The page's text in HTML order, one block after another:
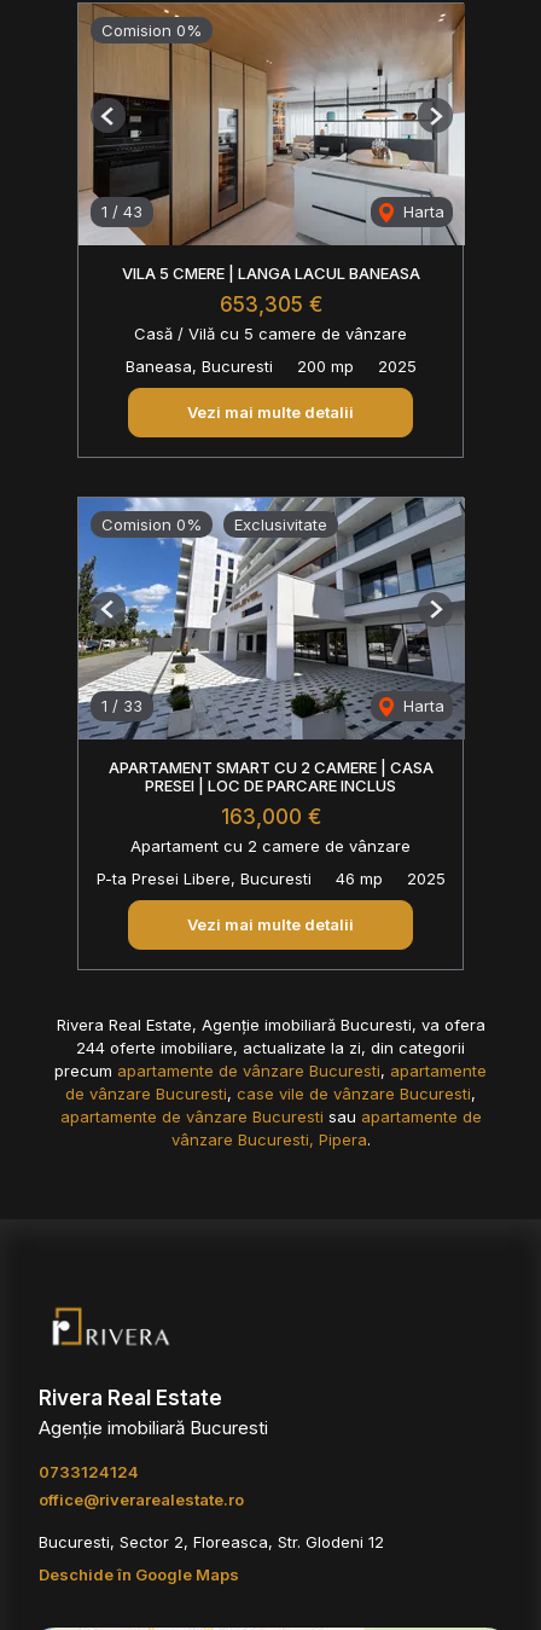
Comision 0%
1 / 43 Harta
Previous Next
VILA 5 CMERE | LANGA LACUL BANEASA
653,305 €
Casă / Vilă cu 5 camere de vânzare
Baneasa, Bucuresti
200 mp 2025
Vezi mai multe detalii
Comision 0% Exclusivitate
1 / 33 Harta
Previous Next
APARTAMENT SMART CU 2 CAMERE | CASA
PRESEI | LOC DE PARCARE INCLUS
163,000 €
Apartament cu 2 camere de vânzare
P-ta Presei Libere, Bucuresti
46 mp 2025
Vezi mai multe detalii
Rivera Real Estate, Agenție imobiliară Bucuresti, va ofera
244 oferte imobiliare, actualizate la zi, din categorii
precum apartamente de vânzare Bucuresti, apartamente
de vânzare Bucuresti, case vile de vânzare Bucuresti,
apartamente de vânzare Bucuresti sau apartamente de
vânzare Bucuresti, Pipera.
Rivera Real Estate
Agenție imobiliară Bucuresti
0733124124
office@riverarealestate.ro
Bucuresti, Sector 2, Floreasca, Str. Glodeni 12
Deschide în Google Maps